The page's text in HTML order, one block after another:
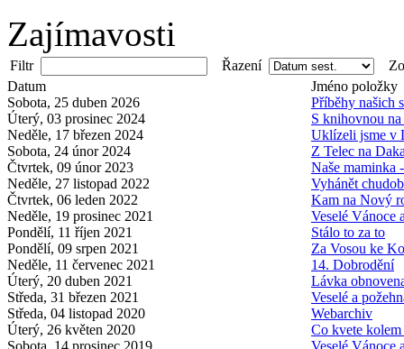
Zajímavosti
Filtr Řazení
Datum
Jméno položky
Sobota, 25 duben 2026
Příběhy našich
Úterý, 03 prosinec 2024
S knihovnou na
Neděle, 17 březen 2024
Uklízeli jsme v
Sobota, 24 únor 2024
Z Telec na
Čtvrtek, 09 únor 2023
Naše maminka
Neděle, 27 listopad 2022
Vyhánět
Čtvrtek, 06 leden 2022
Kam na Nový
Neděle, 19 prosinec 2021
Veselé Vánoce
Pondělí, 11 říjen 2021
Stálo to za to
Pondělí, 09 srpen 2021
Za Vosou ke
Neděle, 11 červenec 2021
14. Dobrodění
Úterý, 20 duben 2021
Lávka
Středa, 31 březen 2021
Veselé a
Středa, 04 listopad 2020
Webarchiv
Úterý, 26 květen 2020
Co kvete kolem
Sobota, 14 prosinec 2019
Veselé Vánoce